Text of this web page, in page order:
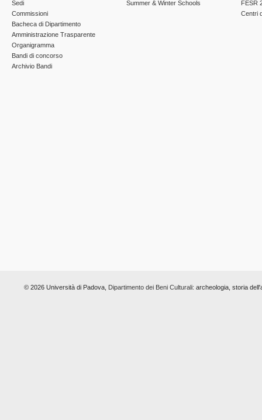
Sedi
Commissioni
Bacheca di Dipartimento
Amministrazione Trasparente
Organigramma
Bandi di concorso
Archivio Bandi
Summer & Winter Schools
FESR
Centri
© 2026 Università di Padova, Dipartimento dei Beni Culturali: archeologia, storia